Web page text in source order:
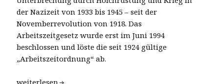
der Nazizeit von 1933 bis 1945 – seit der
Novemberrevolution von 1918. Das
Arbeitszeitgesetz wurde erst im Juni 1994
beschlossen und löste die seit 1924 gültige
„Arbeitszeitordnung“ ab.
Arbeitszeitgesetz modernisieren? Ja bitte!